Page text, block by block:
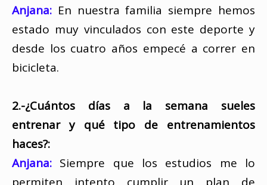
Anjana: En nuestra familia siempre hemos
estado muy vinculados con este deporte y
desde los cuatro años empecé a correr en
bicicleta.
2.-¿Cuántos días a la semana sueles
entrenar y qué tipo de entrenamientos
haces?:
Anjana: Siempre que los estudios me lo